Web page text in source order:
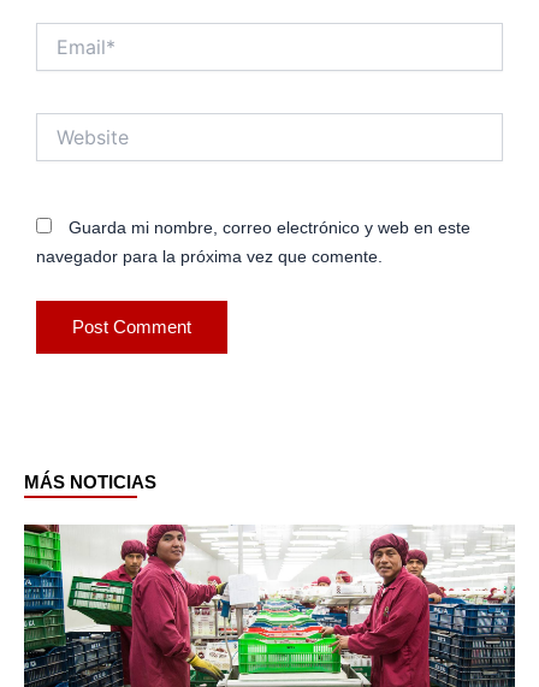
Guarda mi nombre, correo electrónico y web en este
navegador para la próxima vez que comente.
MÁS NOTICIAS
Page PagePagePage